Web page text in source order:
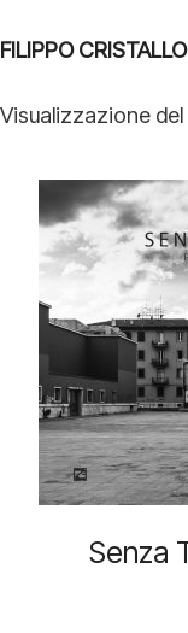
FILIPPO CRISTALLO
Visualizzazione
Senza